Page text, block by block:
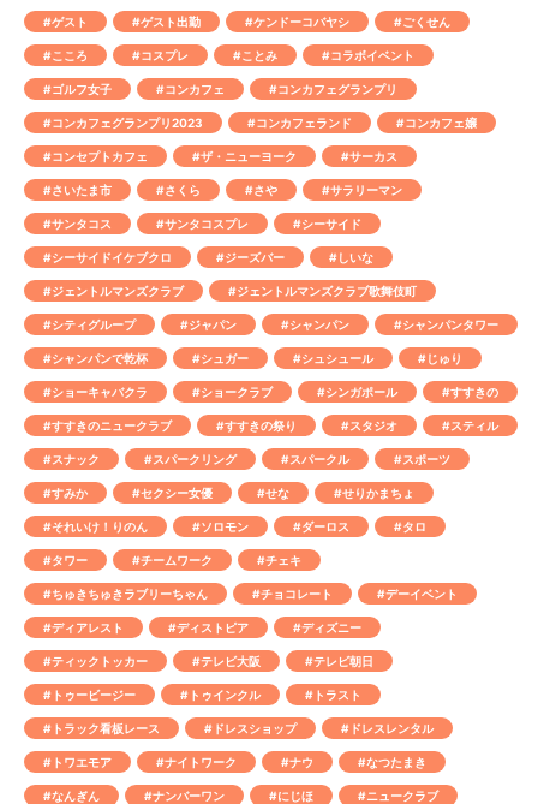
#ゲスト #ゲスト出勤 #ケンドーコバヤシ #ごくせん
#こころ #コスプレ #ことみ #コラボイベント
#ゴルフ女子 #コンカフェ #コンカフェグランプリ
#コンカフェグランプリ2023 #コンカフェランド #コンカフェ嬢
#コンセプトカフェ #ザ・ニューヨーク #サーカス
#さいたま市 #さくら #さや #サラリーマン
#サンタコス #サンタコスプレ #シーサイド
#シーサイドイケブクロ #ジーズバー #しいな
#ジェントルマンズクラブ #ジェントルマンズクラブ歌舞伎町
#シティグループ #ジャパン #シャンパン #シャンパンタワー
#シャンパンで乾杯 #シュガー #シュシュール #じゅり
#ショーキャバクラ #ショークラブ #シンガポール #すすきの
#すすきのニュークラブ #すすきの祭り #スタジオ #スティル
#スナック #スパークリング #スパークル #スポーツ
#すみか #セクシー女優 #せな #せりかまちょ
#それいけ！りのん #ソロモン #ダーロス #タロ
#タワー #チームワーク #チェキ
#ちゅきちゅきラブリーちゃん #チョコレート #デーイベント
#ディアレスト #ディストピア #ディズニー
#ティックトッカー #テレビ大阪 #テレビ朝日
#トゥービージー #トゥインクル #トラスト
#トラック看板レース #ドレスショップ #ドレスレンタル
#トワエモア #ナイトワーク #ナウ #なつたまき
#なんぎん #ナンバーワン #にじほ #ニュークラブ